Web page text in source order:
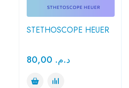
STETHOSCOPE HEUER
د.م.